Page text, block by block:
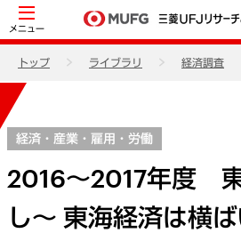
メニュー
トップ ライブラリ 経済調査
経済・産業・雇用・労働
2016～2017年度
し～ 東海経済は横